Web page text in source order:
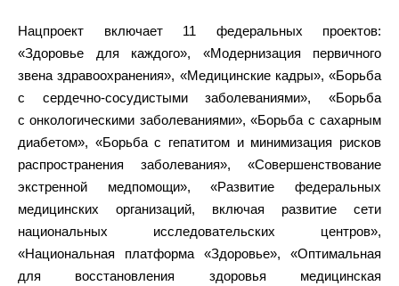
Нацпроект включает 11 федеральных проектов:
«Здоровье для каждого», «Модернизация первичного
звена здравоохранения», «Медицинские кадры», «Борьба
с сердечно-сосудистыми заболеваниями», «Борьба
с онкологическими заболеваниями», «Борьба с сахарным
диабетом», «Борьба с гепатитом и минимизация рисков
распространения заболевания», «Совершенствование
экстренной медпомощи», «Развитие федеральных
медицинских организаций, включая развитие сети
национальных исследовательских центров»,
«Национальная платформа «Здоровье», «Оптимальная
для восстановления здоровья медицинская